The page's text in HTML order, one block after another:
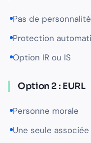
Pas de
Protection
Option IR ou IS
Option 2 : EURL
Personne morale
Une seule associée